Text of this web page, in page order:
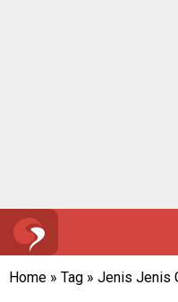
Home » Tag » Jenis Jenis